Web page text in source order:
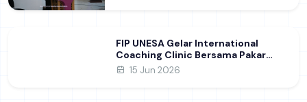
FIP UNESA Gelar International
Coaching Clinic Bersama Pakar
Khon Kaen University Thailand,
Ilmiah Internasional dukung SDG 4
15 Jun 2026